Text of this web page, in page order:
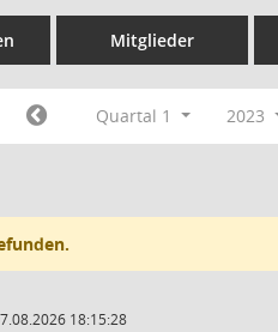
Mitglieder
Quartal 1 2023
18:15:28